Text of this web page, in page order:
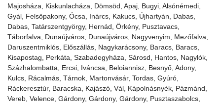
Majosháza, Kiskunlacháza, Dömsöd, Apaj, Bugyi, Alsónémedi,
Gyál, Felsőpakony, Ócsa, Inárcs, Kakucs, Újhartyán, Dabas,
Dabas, Tatárszentgyörgy, Hernád, Örkény, Pusztavacs,
Táborfalva, Dunaújváros, Dunaújváros, Nagyvenyim, Mezőfalva,
Daruszentmiklós, Előszállás, Nagykarácsony, Baracs, Baracs,
Kisapostag, Perkáta, Szabadegyháza, Sárosd, Hantos, Nagylók,
Százhalombatta, Ercsi, Iváncsa, Beloiannisz, Besnyő, Adony,
Kulcs, Rácalmás, Tárnok, Martonvásár, Tordas, Gyúró,
Ráckeresztúr, Baracska, Kajászó, Vál, Kápolnásnyék, Pázmánd,
Vereb, Velence, Gárdony, Gárdony, Gárdony, Pusztaszabolcs,